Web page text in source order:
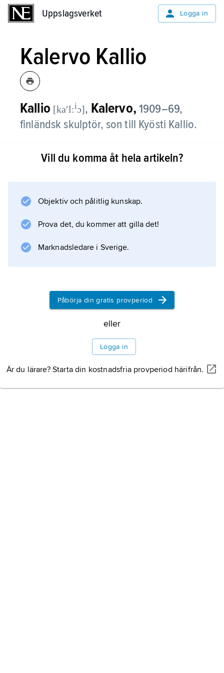
Uppslagsverket Logga in
Kalervo Kallio
Kallio [kaʹl:iɔ], Kalervo, 1909–69,
finländsk skulptör, son till Kyösti Kallio.
porträtt i heroiserande stil. Han vistades åren
omfattande monument- och
realismen.
Vill du komma åt hela artikeln?
Objektiv och pålitlig kunskap.
Prova det, du kommer att gilla det!
Marknadsledare i Sverige.
Påbörja din gratis provperiod
eller
Logga in
Är du lärare? Starta din kostnadsfria provperiod härifrån.